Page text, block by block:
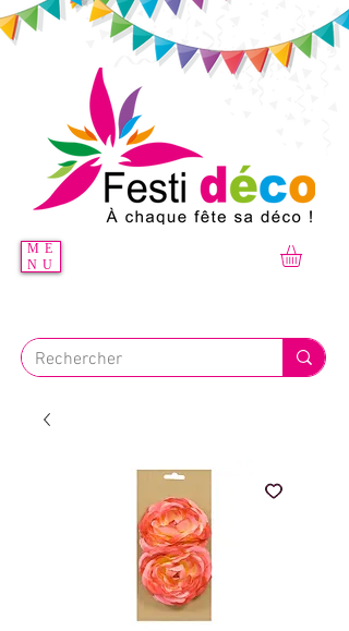
ME
NU